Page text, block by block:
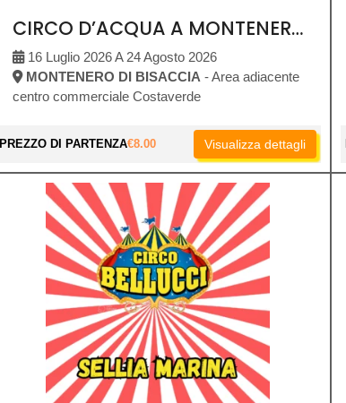
CIRCO D’ACQUA A MONTENERO DI BISACCIA
16 Luglio 2026 A 24 Agosto 2026
MONTENERO DI BISACCIA - Area adiacente
centro commerciale Costaverde
PREZZO DI PARTENZA€8.00 Visualizza dettagli